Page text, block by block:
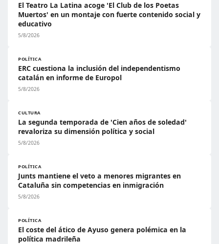
El Teatro La Latina acoge 'El Club de los Poetas
Muertos' en un montaje con fuerte contenido social y
educativo
5/8/2026
POLÍTICA
ERC cuestiona la inclusión del independentismo
catalán en informe de Europol
5/8/2026
CULTURA
La segunda temporada de 'Cien años de soledad'
revaloriza su dimensión política y social
5/8/2026
POLÍTICA
Junts mantiene el veto a menores migrantes en
Cataluña sin competencias en inmigración
5/8/2026
POLÍTICA
El coste del ático de Ayuso genera polémica en la
política madrileña